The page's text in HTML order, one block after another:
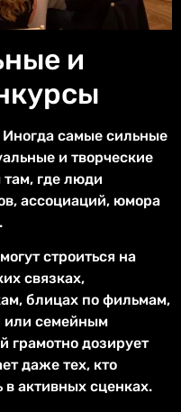
и
самые сильные
и творческие
где люди
ассоциаций, юмора
строиться на
связках,
блицах по фильмам,
или семейным
грамотно дозирует
даже тех, кто
в активных сценках.